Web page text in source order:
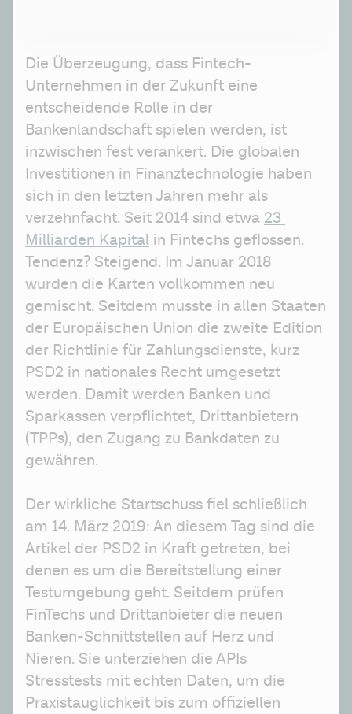
Die Überzeugung, dass Fintech-
Unternehmen in der Zukunft eine
entscheidende Rolle in der
Bankenlandschaft spielen werden, ist
inzwischen fest verankert. Die globalen
Investitionen in Finanztechnologie haben
sich in den letzten Jahren mehr als
verzehnfacht. Seit 2014 sind etwa 23
Milliarden Kapital in Fintechs geflossen.
Tendenz? Steigend. Im Januar 2018
wurden die Karten vollkommen neu
gemischt. Seitdem musste in allen Staaten
der Europäischen Union die zweite Edition
der Richtlinie für Zahlungsdienste, kurz
PSD2 in nationales Recht umgesetzt
werden. Damit werden Banken und
Sparkassen verpflichtet, Drittanbietern
(TPPs), den Zugang zu Bankdaten zu
gewähren.
Der wirkliche Startschuss fiel schließlich
am 14. März 2019: An diesem Tag sind die
Artikel der PSD2 in Kraft getreten, bei
denen es um die Bereitstellung einer
Testumgebung geht. Seitdem prüfen
FinTechs und Drittanbieter die neuen
Banken-Schnittstellen auf Herz und
Nieren. Sie unterziehen die APIs
Stresstests mit echten Daten, um die
Praxistauglichkeit bis zum offiziellen